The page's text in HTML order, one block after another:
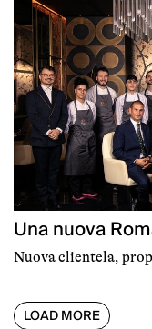
Una nuova
Nuova clientela,
LOAD MORE